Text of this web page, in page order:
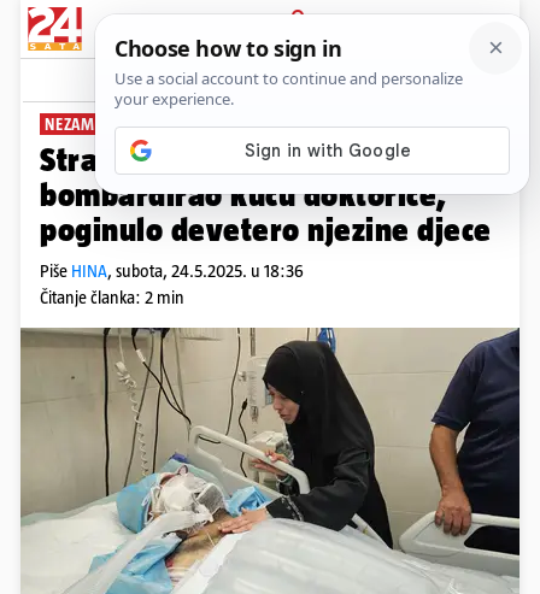
PRIJAVA
News Komentari
NEZAMISLIV UŽAS
Strašna priča iz Gaze: Izrael
bombardirao kuću doktorice,
poginulo devetero njezine djece
Piše HINA, subota, 24.5.2025. u 18:36
Čitanje članka: 2 min